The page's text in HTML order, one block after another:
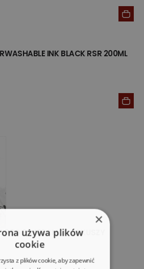
INK BLACK RSR 200ML
80G 24X32CM 20 ARKUSZY
×
używa plików
cookie
z plików cookie, aby zapewnić